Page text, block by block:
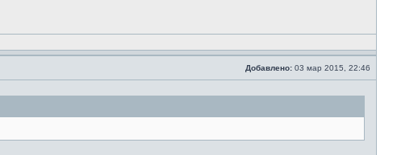
Добавлено: 03 мар 2015, 22:46